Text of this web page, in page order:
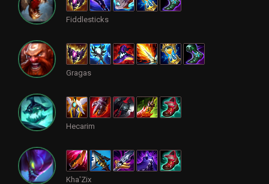
Fiddlesticks
Gragas
Hecarim
Kha'Zix